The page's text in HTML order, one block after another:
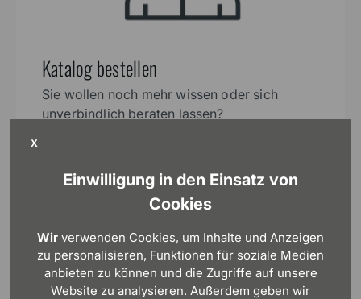
X
Einwilligung in den Einsatz von
Cookies
Wir verwenden Cookies, um Inhalte und Anzeigen
zu personalisieren, Funktionen für soziale Medien
anbieten zu können und die Zugriffe auf unsere
Website zu analysieren. Außerdem geben wir
Katalog bestellen
Sie wollen noch mehr wissen oder sich
unverbindlich beraten lassen?
0800 8991000
Kostenlosen Katalog bestellen